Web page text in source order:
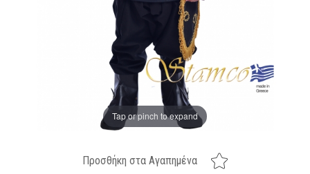
Tap or pinch to expand
Προσθήκη στα Αγαπημένα